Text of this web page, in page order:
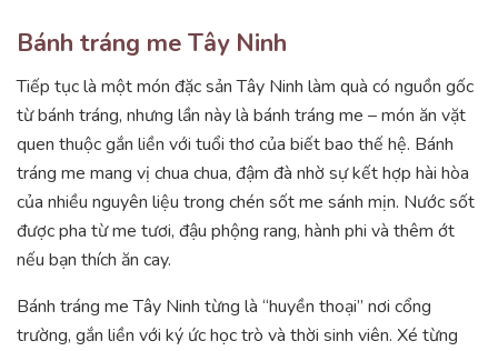
Bánh tráng me Tây Ninh
Tiếp tục là một món đặc sản Tây Ninh làm quà có nguồn gốc
từ bánh tráng, nhưng lần này là bánh tráng me – món ăn vặt
quen thuộc gắn liền với tuổi thơ của biết bao thế hệ. Bánh
tráng me mang vị chua chua, đậm đà nhờ sự kết hợp hài hòa
của nhiều nguyên liệu trong chén sốt me sánh mịn. Nước sốt
được pha từ me tươi, đậu phộng rang, hành phi và thêm ớt
nếu bạn thích ăn cay.
Bánh tráng me Tây Ninh từng là “huyền thoại” nơi cổng
trường, gắn liền với ký ức học trò và thời sinh viên. Xé từng